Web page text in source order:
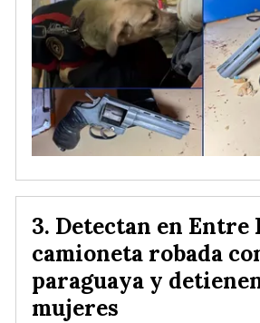
Detectan en Entre
camioneta robada
paraguaya y
mujeres